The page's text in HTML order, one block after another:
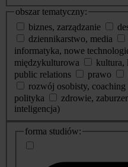
obszar tematyczny:
biznes, zarządzanie
dziennikarstwo, media
informatyka, nowe
międzykulturowa
kultura,
public relations
prawo
rozwój osobisty, coaching
polityka
zdrowie,
inteligencja)
dodatkowe
informacje
forma studiów: